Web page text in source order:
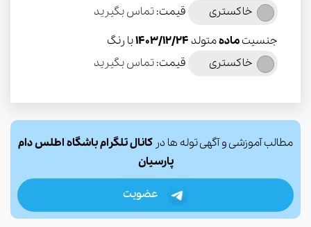
خاکستری
قیمت:تماس بگیرید
جنسیتمادهمتولد 1403/12/24با رنگ
خاکستری
قیمت:تماس بگیرید
مطالب آموزشی و آگهی توله ها در کانال تلگرام باشگاه اطلس دام
پارسیان
عضویت